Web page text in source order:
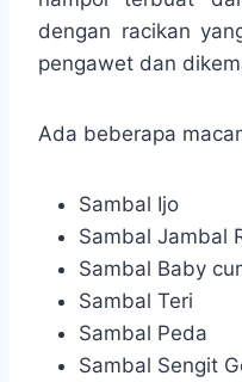
dengan racikan
pengawet dan
Ada beberapa
Sambal Ijo
Sambal Jambal
Sambal Baby
Sambal Teri
Sambal Peda
Sambal Sengit